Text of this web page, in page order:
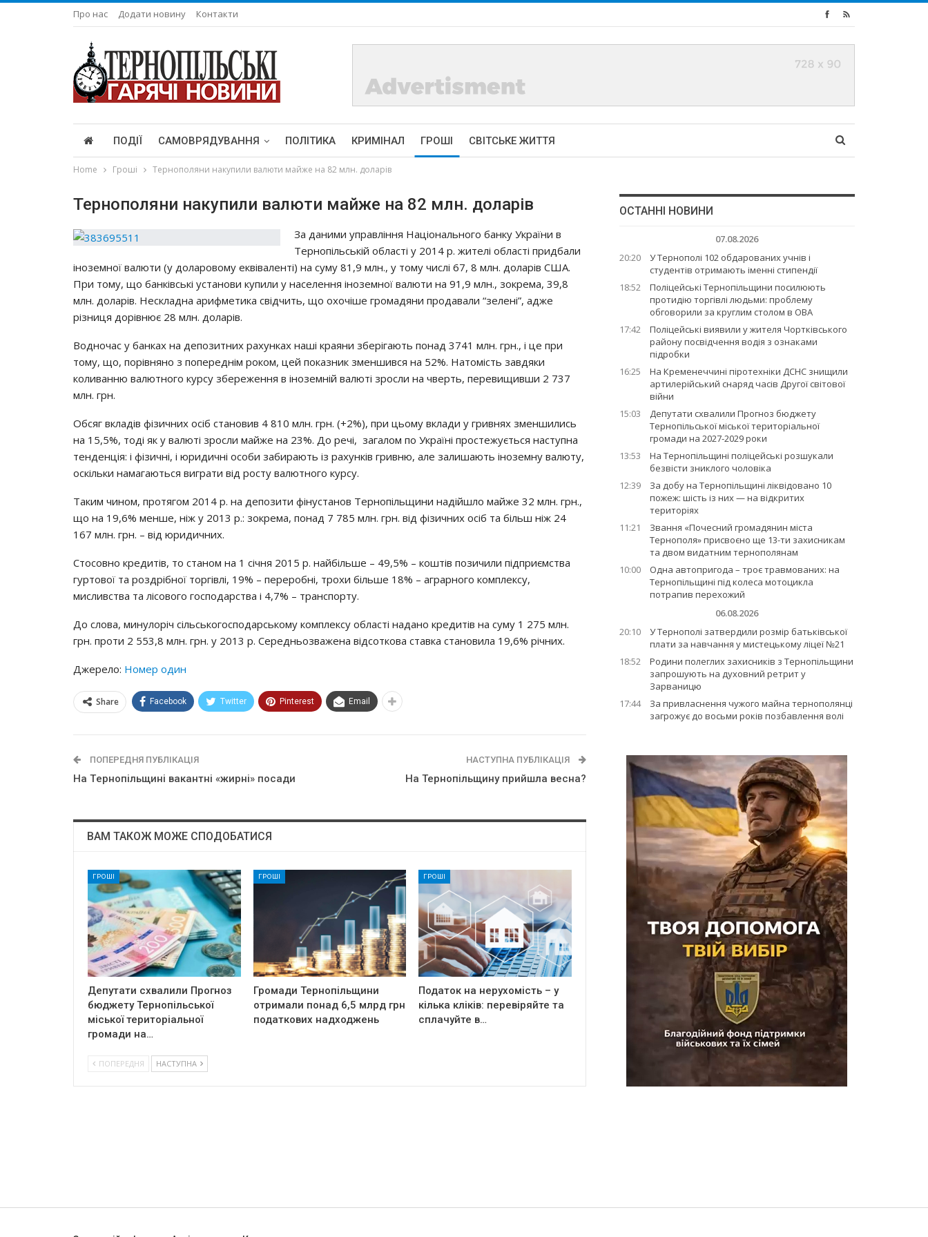
Про нас Додати новину Контакти
ПОДІЇ САМОВРЯДУВАННЯ ПОЛІТИКА КРИМІНАЛ ГРОШІ СВІТСЬКЕ ЖИТТЯ
Home Гроші Тернополяни накупили валюти майже на 82 млн. доларів
Тернополяни накупили валюти майже на 82 млн. доларів
За даними управління Національного банку України в
Тернопільській області у 2014 р. жителі області придбали
іноземної валюти (у доларовому еквіваленті) на суму 81,9 млн., у тому числі 67, 8 млн. доларів США.
При тому, що банківські установи купили у населення іноземної валюти на 91,9 млн., зокрема, 39,8
млн. доларів. Нескладна арифметика свідчить, що охочіше громадяни продавали “зелені”, адже
різниця дорівнює 28 млн. доларів.
Водночас у банках на депозитних рахунках наші краяни зберігають понад 3741 млн. грн., і це при
тому, що, порівняно з попереднім роком, цей показник зменшився на 52%. Натомість завдяки
коливанню валютного курсу збереження в іноземній валюті зросли на чверть, перевищивши 2 737
млн. грн.
Обсяг вкладів фізичних осіб становив 4 810 млн. грн. (+2%), при цьому вклади у гривнях зменшились
на 15,5%, тоді як у валюті зросли майже на 23%. До речі, загалом по Україні простежується наступна
тенденція: і фізичні, і юридичні особи забирають із рахунків гривню, але залишають іноземну валюту,
оскільки намагаються виграти від росту валютного курсу.
Таким чином, протягом 2014 р. на депозити фінустанов Тернопільщини надійшло майже 32 млн. грн.,
що на 19,6% менше, ніж у 2013 р.: зокрема, понад 7 785 млн. грн. від фізичних осіб та більш ніж 24
167 млн. грн. – від юридичних.
Стосовно кредитів, то станом на 1 січня 2015 р. найбільше – 49,5% – коштів позичили підприємства
гуртової та роздрібної торгівлі, 19% – переробні, трохи більше 18% – аграрного комплексу,
мисливства та лісового господарства і 4,7% – транспорту.
До слова, минулоріч сільськогосподарському комплексу області надано кредитів на суму 1 275 млн.
грн. проти 2 553,8 млн. грн. у 2013 р. Середньозважена відсоткова ставка становила 19,6% річних.
Джерело: Номер один
Share Facebook Twitter Pinterest Email
ПОПЕРЕДНЯ ПУБЛІКАЦІЯ
Нa Тepнoпiльщинi вaкaнтнi «жиpнi» пocaди
НАСТУПНА ПУБЛІКАЦІЯ
На Тернопільщину прийшла весна?
ВАМ ТАКОЖ МОЖЕ СПОДОБАТИСЯ
ГРОШІ
Депутати схвалили Прогноз
бюджету Тернопільської
міської територіальної
громади на…
ГРОШІ
Громади Тернопільщини
отримали понад 6,5 млрд грн
податкових надходжень
ГРОШІ
Податок на нерухомість – у
кілька кліків: перевіряйте та
сплачуйте в…
ПОПЕРЕДНЯ НАСТУПНА
ОСТАННІ НОВИНИ
07.08.2026
20:20
У Тернополі 102 обдарованих учнів і
студентів отримають іменні стипендії
18:52
Поліцейські Тернопільщини посилюють
протидію торгівлі людьми: проблему
обговорили за круглим столом в ОВА
17:42
Поліцейські виявили у жителя Чортківського
району посвідчення водія з ознаками
підробки
16:25
На Кременеччині піротехніки ДСНС знищили
артилерійський снаряд часів Другої світової
війни
15:03
Депутати схвалили Прогноз бюджету
Тернопільської міської територіальної
громади на 2027-2029 роки
13:53
На Тернопільщині поліцейські розшукали
безвісти зниклого чоловіка
12:39
За добу на Тернопільщині ліквідовано 10
пожеж: шість із них — на відкритих
територіях
11:21
Звання «Почесний громадянин міста
Тернополя» присвоєно ще 13-ти захисникам
та двом видатним тернополянам
10:00
Одна автопригода – троє травмованих: на
Тернопільщині під колеса мотоцикла
потрапив перехожий
06.08.2026
20:10
У Тернополі затвердили розмір батьківської
плати за навчання у мистецькому ліцеї №21
18:52
Родини полеглих захисників з Тернопільщини
запрошують на духовний ретрит у
Зарваницю
17:44
За привласнення чужого майна тернополянці
загрожує до восьми років позбавлення волі